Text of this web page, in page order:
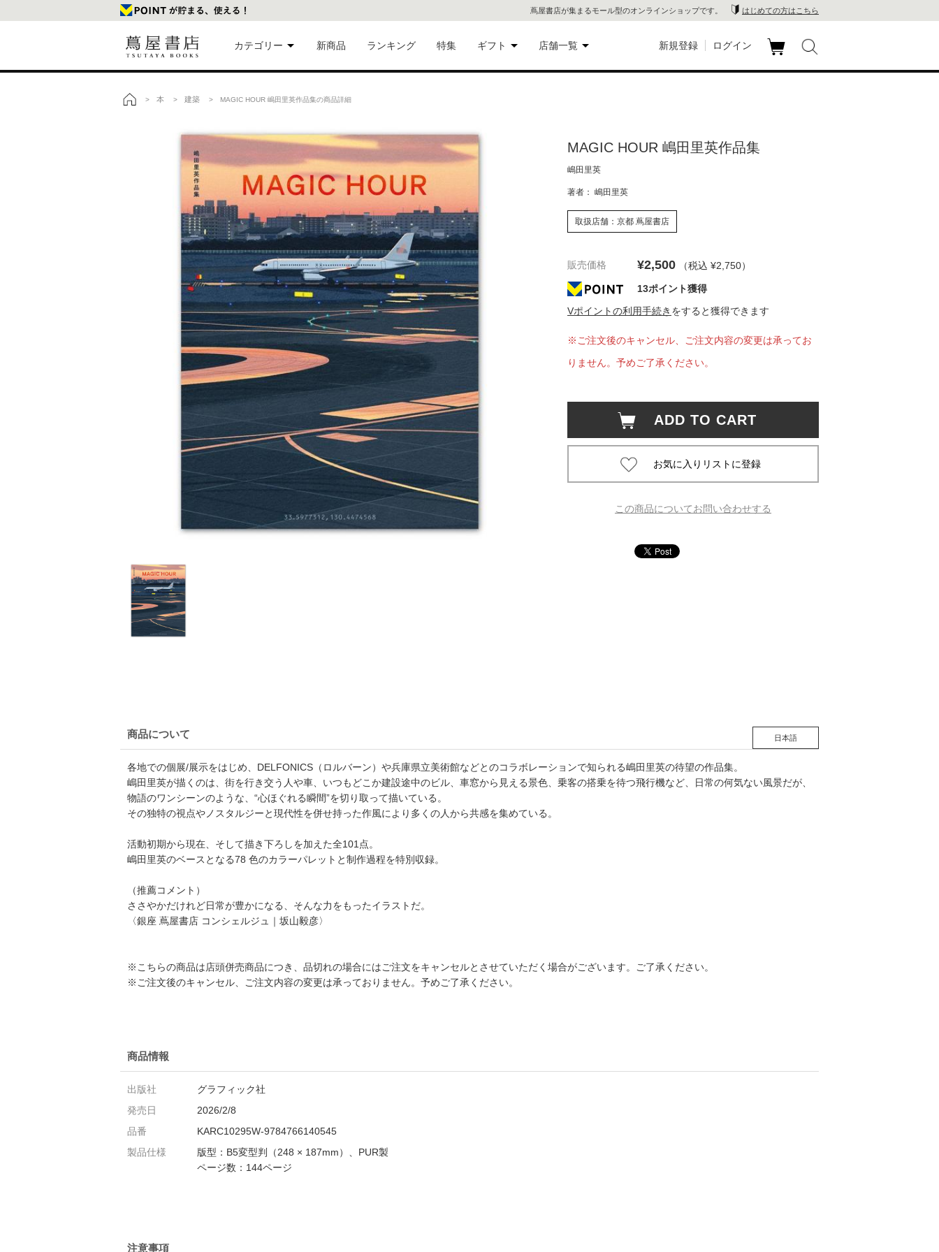
蔦屋書店が集まるモール型のオンラインショップです。 はじめての方はこちら
カテゴリー
美術品
本
映像・音
楽
文具
雑貨
家電
eギフト
新商品 ランキング 特集 ギフト
eギフト
店舗一覧
代官山 蔦
銀座 蔦屋
屋書店
京都 蔦屋
京都岡崎
蔦屋書店
書店
枚方 蔦屋
新規登録 ログイン
> 本 > 建築 > MAGIC HOUR 嶋田里英作品集の商品詳細
MAGIC HOUR 嶋田里英作品集
嶋田里英
著者： 嶋田里英
取扱店舗：京都 蔦屋書店
販売価格 ¥2,500 （税込 ¥2,750）
13ポイント獲得
Vポイントの利用手続き をすると獲得できます
※ご注文後のキャンセル、ご注文内容の変更は承ってお
りません。予めご了承ください。
ADD TO CART
この商品についてお問い合わせする
商品について 日本語
各地での個展/展示をはじめ、DELFONICS（ロルバーン）や兵庫県立美術館などとのコラボレーションで知られる嶋田里英の待望の作品集。
嶋田里英が描くのは、街を行き交う人や車、いつもどこか建設途中のビル、車窓から見える景色、乗客の搭乗を待つ飛行機など、日常の何気ない風景だが、
物語のワンシーンのような、“心ほぐれる瞬間”を切り取って描いている。
その独特の視点やノスタルジーと現代性を併せ持った作風により多くの人から共感を集めている。
活動初期から現在、そして描き下ろしを加えた全101点。
嶋田里英のベースとなる78 色のカラーパレットと制作過程を特別収録。
（推薦コメント）
ささやかだけれど日常が豊かになる、そんな力をもったイラストだ。
〈銀座 蔦屋書店 コンシェルジュ｜坂山毅彦〉
※こちらの商品は店頭併売商品につき、品切れの場合にはご注文をキャンセルとさせていただく場合がございます。ご了承ください。
※ご注文後のキャンセル、ご注文内容の変更は承っておりません。予めご了承ください。
商品情報
出版社
グラフィック社
発売日
2026/2/8
品番
KARC10295W-9784766140545
製品仕様
版型：B5変型判（248 × 187mm）、PUR製
ページ数：144ページ
注意事項